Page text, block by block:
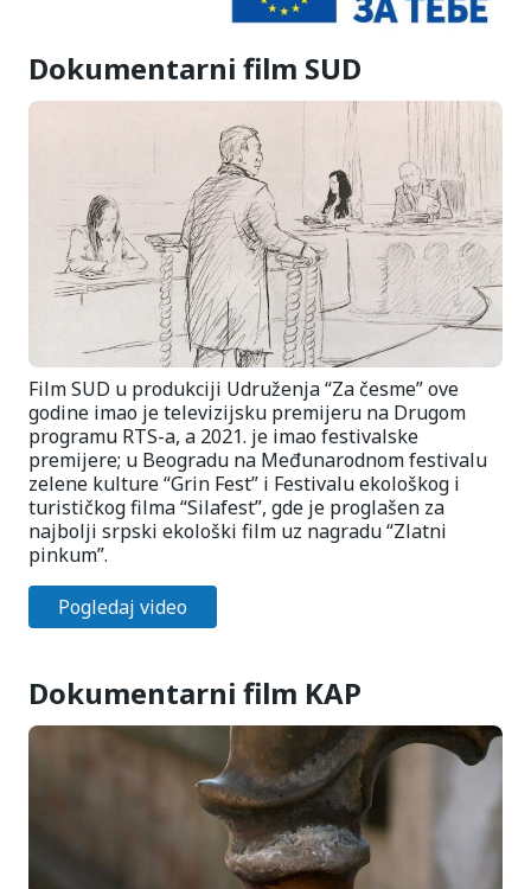
Dokumentarni film SUD
Film SUD u produkciji Udruženja “Za česme” ove
godine imao je televizijsku premijeru na Drugom
programu RTS-a, a 2021. je imao festivalske
premijere; u Beogradu na Međunarodnom festivalu
zelene kulture “Grin Fest” i Festivalu ekološkog i
turističkog filma “Silafest”, gde je proglašen za
najbolji srpski ekološki film uz nagradu “Zlatni
pinkum”.
Pogledaj video
Dokumentarni film KAP